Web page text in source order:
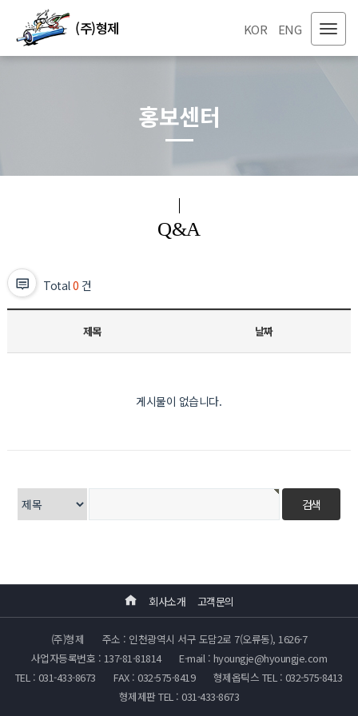
(주)형제 KOR ENG
홍보센터
Q&A
Total0 건
제목 날짜
게시물이 없습니다.
회사소개 고객문의
(주)형제
주소 : 인천광역시 서구 도담2로 7(오류동), 1626-7
사업자등록번호 : 137-81-81814
E-mail : hyoungje@hyoungje.com
TEL : 031-433-8673
FAX : 032-575-8419
형제옵틱스 TEL : 032-575-8413
형제제판 TEL : 031-433-8673